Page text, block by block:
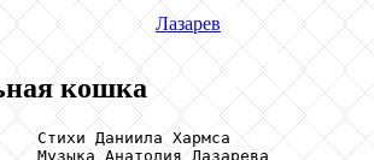
Лазарев
кошка
Стихи Даниила Хармса
Музыка Анатолия Лазарева